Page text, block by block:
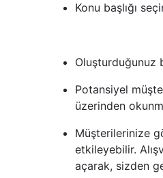
Konu başlığı
Oluşturduğunuz
Potansiyel
üzerinden
Müşterilerinize
etkileyebilir.
açarak, sizden